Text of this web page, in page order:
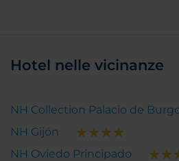
Hotel nelle vicinanze
NH Collection Palacio de
NH Gijón
NH Oviedo Principado